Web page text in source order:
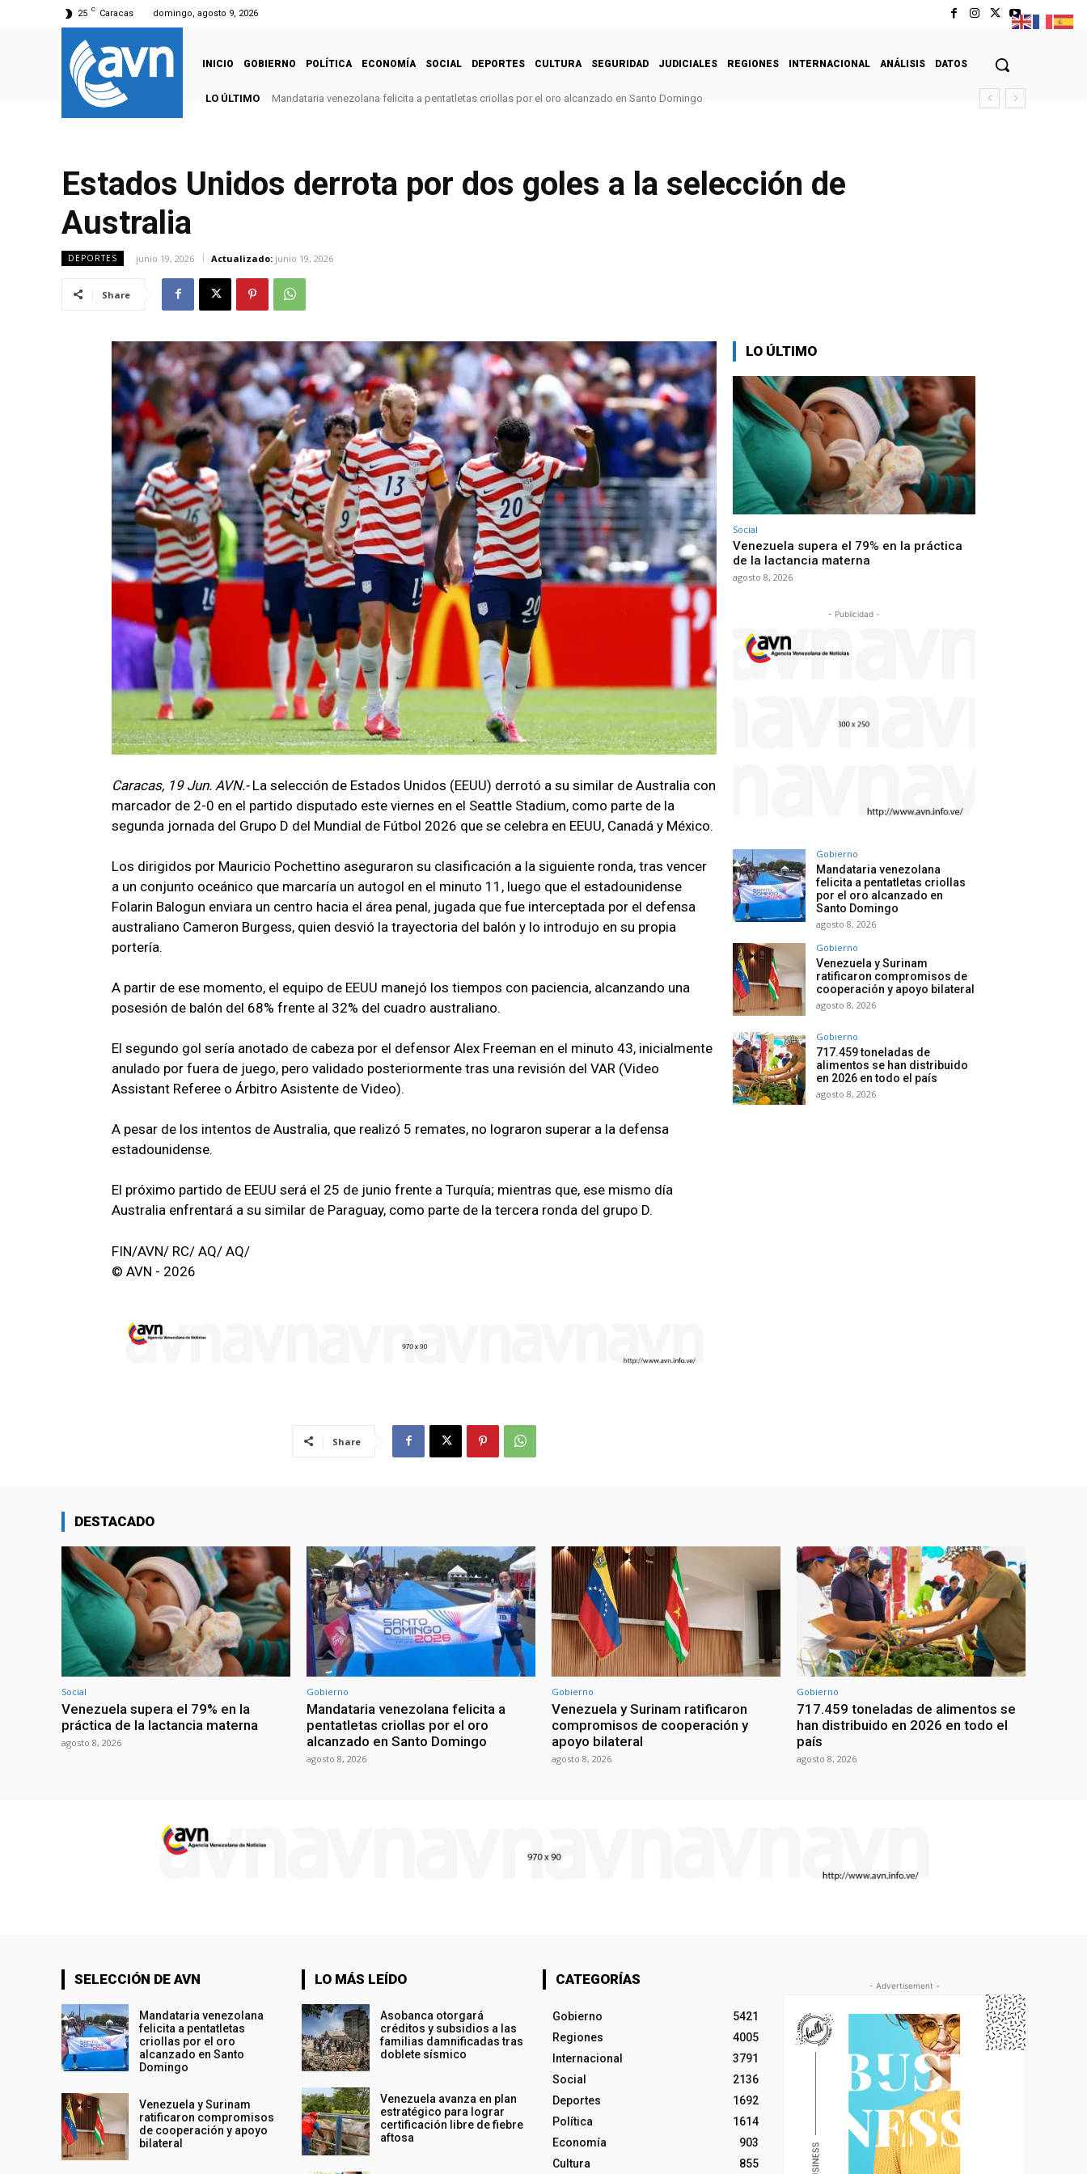
25 C Caracas domingo, agosto 9, 2026
INICIO GOBIERNO POLÍTICA ECONOMÍA SOCIAL DEPORTES CULTURA SEGURIDAD JUDICIALES REGIONES INTERNACIONAL ANÁLISIS DATOS
LO ÚLTIMO Mandataria venezolana felicita a pentatletas criollas por el oro alcanzado en Santo Domingo
Estados Unidos derrota por dos goles a la selección de
Australia
DEPORTES junio 19, 2026 Actualizado: junio 19, 2026
Share
Caracas, 19 Jun. AVN.- La selección de Estados Unidos (EEUU) derrotó a su similar de Australia con
marcador de 2-0 en el partido disputado este viernes en el Seattle Stadium, como parte de la
segunda jornada del Grupo D del Mundial de Fútbol 2026 que se celebra en EEUU, Canadá y México.
Los dirigidos por Mauricio Pochettino aseguraron su clasificación a la siguiente ronda, tras vencer
a un conjunto oceánico que marcaría un autogol en el minuto 11, luego que el estadounidense
Folarin Balogun enviara un centro hacia el área penal, jugada que fue interceptada por el defensa
australiano Cameron Burgess, quien desvió la trayectoria del balón y lo introdujo en su propia
portería.
A partir de ese momento, el equipo de EEUU manejó los tiempos con paciencia, alcanzando una
posesión de balón del 68% frente al 32% del cuadro australiano.
El segundo gol sería anotado de cabeza por el defensor Alex Freeman en el minuto 43, inicialmente
anulado por fuera de juego, pero validado posteriormente tras una revisión del VAR (Video
Assistant Referee o Árbitro Asistente de Video).
A pesar de los intentos de Australia, que realizó 5 remates, no lograron superar a la defensa
estadounidense.
El próximo partido de EEUU será el 25 de junio frente a Turquía; mientras que, ese mismo día
Australia enfrentará a su similar de Paraguay, como parte de la tercera ronda del grupo D.
FIN/AVN/ RC/ AQ/ AQ/
© AVN - 2026
Share
LO ÚLTIMO
Social
Venezuela supera el 79% en la práctica
de la lactancia materna
agosto 8, 2026
- Publicidad -
Gobierno
Mandataria venezolana
felicita a pentatletas criollas
por el oro alcanzado en
Santo Domingo
agosto 8, 2026
Gobierno
Venezuela y Surinam
ratificaron compromisos de
cooperación y apoyo bilateral
agosto 8, 2026
Gobierno
717.459 toneladas de
alimentos se han distribuido
en 2026 en todo el país
agosto 8, 2026
DESTACADO
Social
Venezuela supera el 79% en la
práctica de la lactancia materna
agosto 8, 2026
Gobierno
Mandataria venezolana felicita a
pentatletas criollas por el oro
alcanzado en Santo Domingo
agosto 8, 2026
Gobierno
Venezuela y Surinam ratificaron
compromisos de cooperación y
apoyo bilateral
agosto 8, 2026
Gobierno
717.459 toneladas de alimentos se
han distribuido en 2026 en todo el
país
agosto 8, 2026
SELECCIÓN DE AVN
Mandataria venezolana
felicita a pentatletas
criollas por el oro
alcanzado en Santo
Domingo
Venezuela y Surinam
ratificaron compromisos
de cooperación y apoyo
bilateral
LO MÁS LEÍDO
Asobanca otorgará
créditos y subsidios a las
familias damnificadas tras
doblete sísmico
Venezuela avanza en plan
estratégico para lograr
certificación libre de fiebre
aftosa
CATEGORÍAS
Gobierno
5421
Regiones
4005
Internacional
3791
Social
2136
Deportes
1692
Política
1614
Economía
903
Cultura
855
- Advertisement -